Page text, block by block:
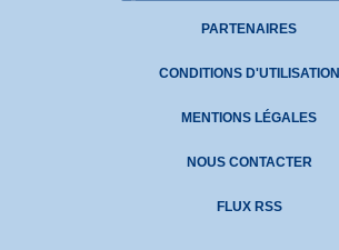
PARTENAIRES
CONDITIONS D'UTILISATION
MENTIONS LÉGALES
NOUS CONTACTER
FLUX RSS